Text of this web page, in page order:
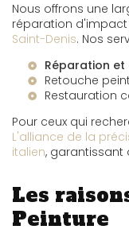
Nous offrons une
réparation
Saint-Denis. Nos
Réparation
Retouche
Restauration
Pour ceux qui
L'alliance de la
italien, garantissant
Les
Peinture